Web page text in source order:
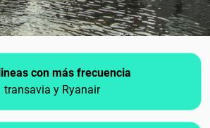
con más frecuencia
transavia y Ryanair